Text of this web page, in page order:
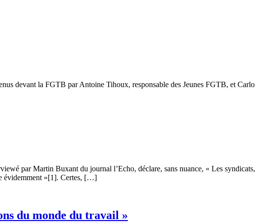
devant la FGTB par Antoine Tihoux, responsable des Jeunes FGTB, et Carlo
par Martin Buxant du journal l’Echo, déclare, sans nuance, « Les syndicats,
évidemment »[1]. Certes, […]
du monde du travail »